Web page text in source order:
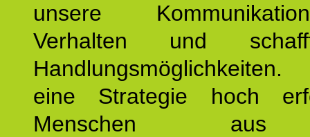
unsere
Verhalten und
eine Strategie hoch
Menschen